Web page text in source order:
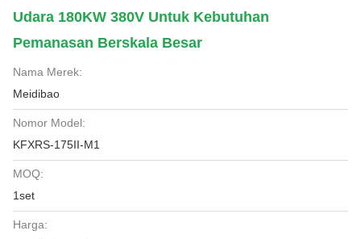
Udara 180KW 380V Untuk Kebutuhan
Pemanasan Berskala Besar
Nama Merek:
Meidibao
Nomor Model:
KFXRS-175II-M1
MOQ:
1set
Harga: